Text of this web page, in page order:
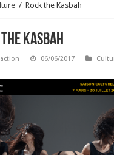
/ Rock the Kasbah
Kasbah
06/06/2017